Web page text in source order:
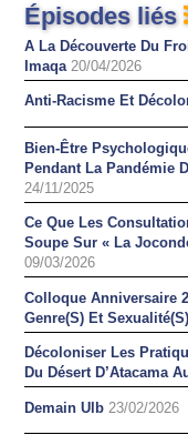
Épisodes liés
A La Découverte Du
Imaqa 20/04/2026
Anti-Racisme Et
Bien-Être
Pendant La Pandémie
24/11/2025
Ce Que Les
Soupe Sur « La
09/03/2026
Colloque Anniversaire
Genre(S) Et Sexualité(S)
Décoloniser Les
Du Désert D’Atacama
Demain Ulb 23/02/2026